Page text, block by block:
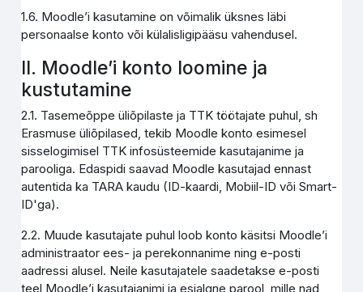
1.6. Moodle’i kasutamine on võimalik üksnes läbi
personaalse konto või külalisligipääsu vahendusel.
II. Moodle’i konto loomine ja
kustutamine
2.1. Tasemeõppe üliõpilaste ja TTK töötajate puhul, sh
Erasmuse üliõpilased, tekib Moodle konto esimesel
sisselogimisel TTK infosüsteemide kasutajanime ja
parooliga. Edaspidi saavad Moodle kasutajad ennast
autentida ka TARA kaudu (ID-kaardi, Mobiil-ID või Smart-
ID'ga).
2.2. Muude kasutajate puhul loob konto käsitsi Moodle’i
administraator ees- ja perekonnanime ning e-posti
aadressi alusel. Neile kasutajatele saadetakse e-posti
teel Moodle’i kasutajanimi ja esialgne parool, mille nad